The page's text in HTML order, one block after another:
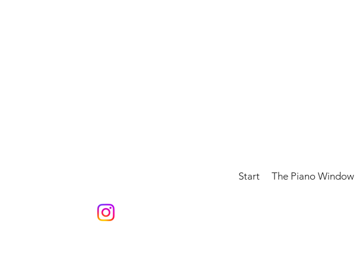
Start The Piano Window